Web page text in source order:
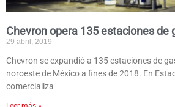
Chevron opera 135 estaciones de
29 abril, 2019
Chevron se expandió a 135 estaciones de
noroeste de México a fines de 2018. En
comercializa